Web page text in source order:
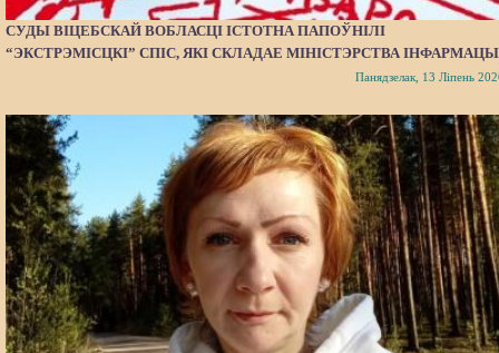
СУДЫ ВІЦЕБСКАЙ ВОБЛАСЦІ ІСТОТНА ПАПОЎНІЛІ
“ЭКСТРЭМІСЦКІ” СПІС, ЯКІ СКЛАДАЕ МІНІСТЭРСТВА
Панядзелак, 13 Ліпень